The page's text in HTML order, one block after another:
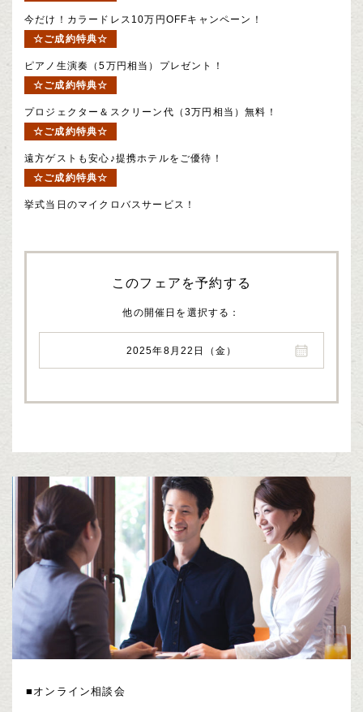
今だけ！カラードレス10万円OFFキャンペーン！
☆ご成約特典☆
ピアノ生演奏（5万円相当）プレゼント！
☆ご成約特典☆
プロジェクター＆スクリーン代（3万円相当）無料！
☆ご成約特典☆
遠方ゲストも安心♪提携ホテルをご優待！
☆ご成約特典☆
挙式当日のマイクロバスサービス！
このフェアを予約する
他の開催日を選択する
2025年8月22日（金）
■オンライン相談会